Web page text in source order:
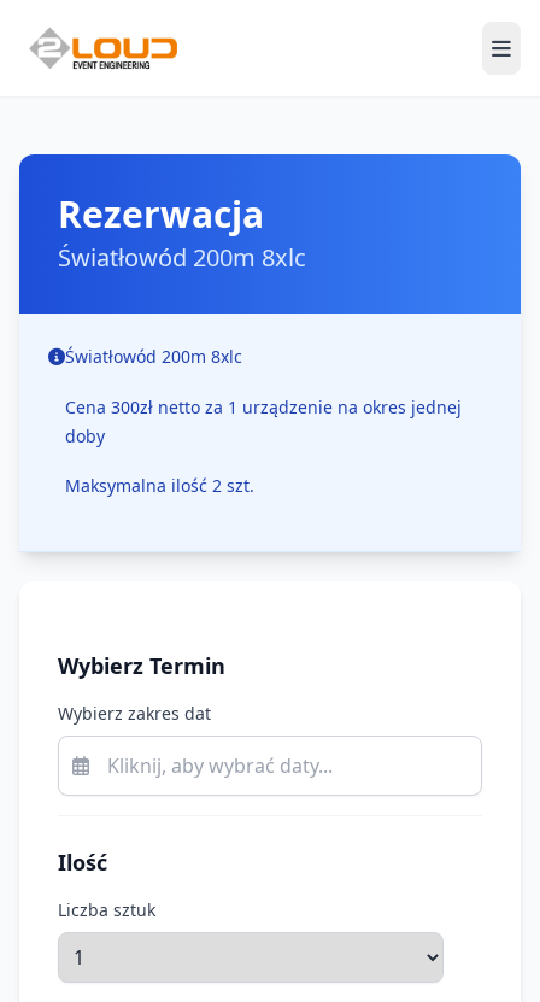
Rezerwacja
Światłowód 200m 8xlc
Światłowód 200m 8xlc
Cena 300zł netto za 1 urządzenie na okres jednej
doby
Maksymalna ilość 2 szt.
Wybierz Termin
Wybierz zakres dat
Ilość
Liczba sztuk